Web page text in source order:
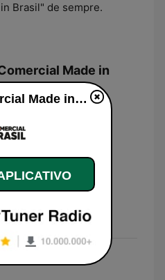
Brasil" de sempre.
Made in
Rádio Comercial Made in Brasil ao vivo